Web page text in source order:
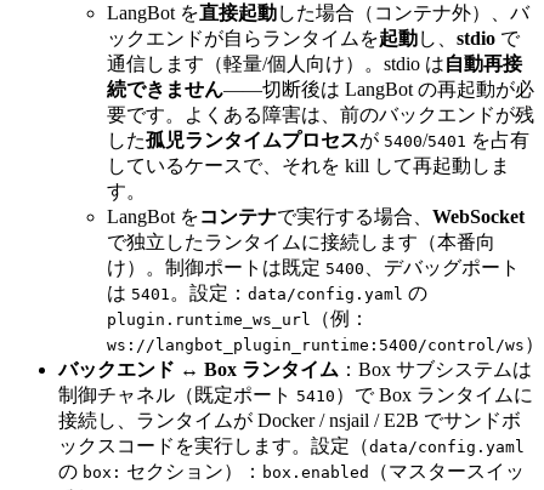
LangBot を直接起動した場合（コンテナ外）、バ
ックエンドが自らランタイムを起動し、 stdio で
通信します（軽量/個人向け）。stdio は自動再接
続できません——切断後は LangBot の再起動が必
要です。よくある障害は、前のバックエンドが残
した孤児ランタイムプロセスが 5400/5401 を占有
しているケースで、それを kill して再起動しま
す。
LangBot をコンテナで実行する場合、 WebSocket
で独立したランタイムに接続します（本番向
け）。制御ポートは既定 5400 、デバッグポート
は 5401。設定： data/config.yaml の
plugin.runtime_ws_url （例：
ws://langbot_plugin_runtime:5400/control/ws
バックエンド ↔ Box ランタイム ：Box サブシステムは
制御チャネル（既定ポート 5410 ）で Box ランタイムに
接続し、ランタイムが Docker / nsjail / E2B でサンドボ
ックスコードを実行します。設定（data/config.yaml
の box: セクション）： box.enabled
（マスタースイッ